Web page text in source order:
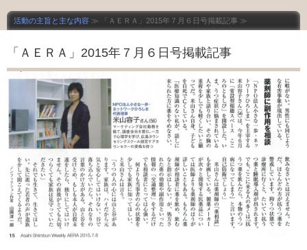
活動の主旨と主な内容 ≫ 「ＡＥＲＡ」2015年７月６日号掲載記事 ≫
「ＡＥＲＡ」2015年７月６日号掲載記事